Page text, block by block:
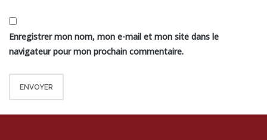
Enregistrer mon nom, mon e-mail et mon site dans le
navigateur pour mon prochain commentaire.